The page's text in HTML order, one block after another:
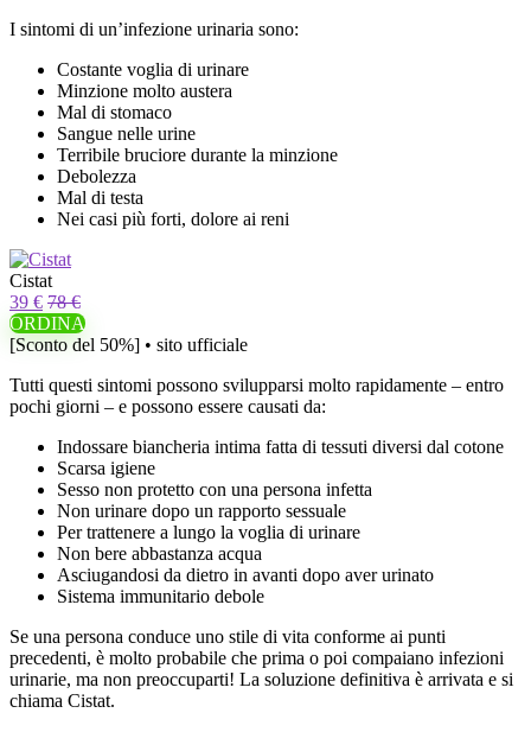
I sintomi di un’infezione urinaria sono:
Costante voglia di urinare
Minzione molto austera
Mal di stomaco
Sangue nelle urine
Terribile bruciore durante la minzione
Debolezza
Mal di testa
Nei casi più forti, dolore ai reni
Cistat
39 € 78 €
ORDINA
[Sconto del 50%] • sito ufficiale
Tutti questi sintomi possono svilupparsi molto rapidamente – entro
pochi giorni – e possono essere causati da:
Indossare biancheria intima fatta di tessuti diversi dal cotone
Scarsa igiene
Sesso non protetto con una persona infetta
Non urinare dopo un rapporto sessuale
Per trattenere a lungo la voglia di urinare
Non bere abbastanza acqua
Asciugandosi da dietro in avanti dopo aver urinato
Sistema immunitario debole
Se una persona conduce uno stile di vita conforme ai punti
precedenti, è molto probabile che prima o poi compaiano infezioni
urinarie, ma non preoccuparti! La soluzione definitiva è arrivata e si
chiama Cistat.